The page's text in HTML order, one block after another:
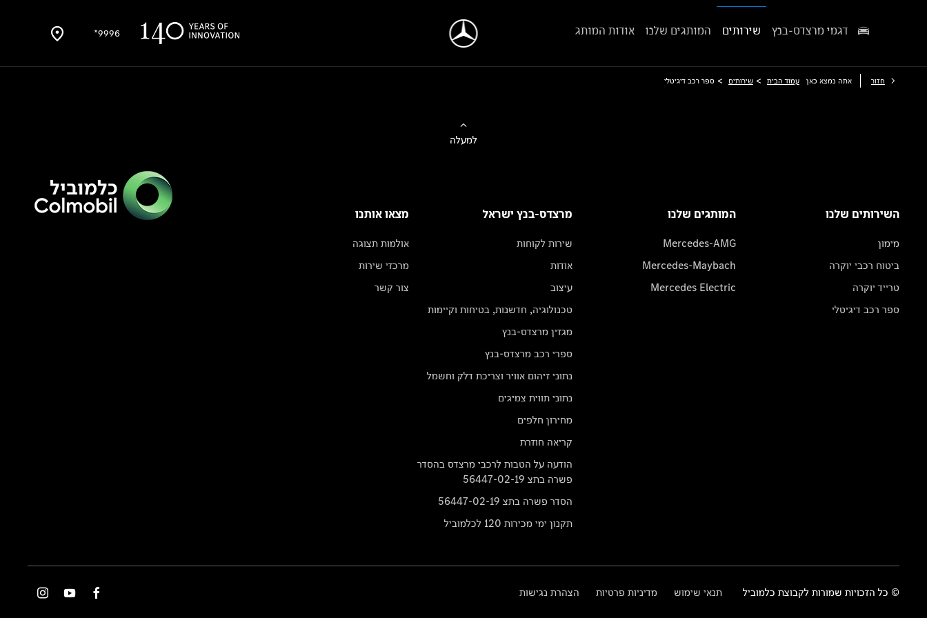
9996* דגמי מרצדס-בנץ שירותים המותגים שלנו אודות המותג
חזור אתה נמצא כאן עמוד הבית > שירותים > ספר רכב דיגיטלי
למעלה
השירותים שלנו
מימון
ביטוח רכבי יוקרה
טרייד יוקרה
ספר רכב דיגיטלי
המותגים שלנו
Mercedes-AMG
Mercedes-Maybach
Mercedes Electric
מרצדס-בנץ ישראל
שירות לקוחות
אודות
עיצוב
טכנולוגיה, חדשנות, בטיחות וקיימות
מגזין מרצדס-בנץ
ספרי רכב מרצדס-בנץ
נתוני זיהום אוויר וצריכת דלק וחשמל
נתוני תווית צמיגים
מחירון חלפים
קריאה חוזרת
הודעה על הטבות לרכבי מרצדס בהסדר
פשרה בתצ 56447-02-19
הסדר פשרה בתצ 56447-02-19
תקנון ימי מכירות 120 לכלמוביל
מצאו אותנו
אולמות תצוגה
מרכזי שירות
צור קשר
© כל הזכויות שמורות לקבוצת כלמוביל תנאי שימוש מדיניות פרטיות הצהרת נגישות